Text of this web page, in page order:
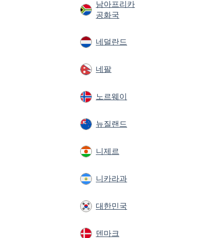
남아프리카
공화국
네덜란드
네팔
노르웨이
뉴질랜드
니제르
니카라과
대한민국
덴마크